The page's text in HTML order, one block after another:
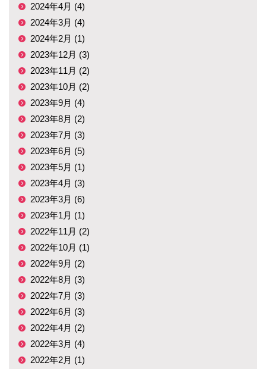
2024年4月 (4)
2024年3月 (4)
2024年2月 (1)
2023年12月 (3)
2023年11月 (2)
2023年10月 (2)
2023年9月 (4)
2023年8月 (2)
2023年7月 (3)
2023年6月 (5)
2023年5月 (1)
2023年4月 (3)
2023年3月 (6)
2023年1月 (1)
2022年11月 (2)
2022年10月 (1)
2022年9月 (2)
2022年8月 (3)
2022年7月 (3)
2022年6月 (3)
2022年4月 (2)
2022年3月 (4)
2022年2月 (1)